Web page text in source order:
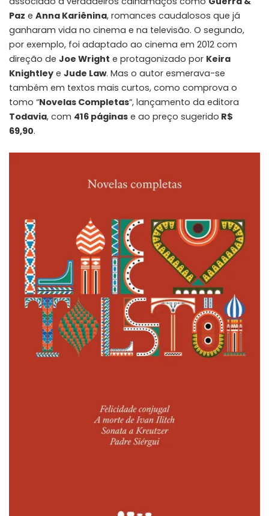
Paz e Anna Kariênina, romances caudalosos que já
ganharam vida no cinema e na televisão. O segundo,
por exemplo, foi adaptado ao cinema em 2012 com
direção de Joe Wright e protagonizado por Keira
Knightley e Jude Law. Mas o autor esmerava-se
também em textos mais curtos, como comprova o
tomo “Novelas Completas“, lançamento da editora
Todavia, com 416 páginas e ao preço sugerido R$
69,90.